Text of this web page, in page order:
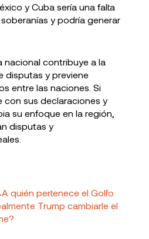
y Cuba sería una falta
y podría generar
nacional contribuye a la
disputas y previene
entre las naciones. Si
con sus declaraciones y
su enfoque en la región,
disputas y
quién pertenece el Golfo
Trump cambiarle el